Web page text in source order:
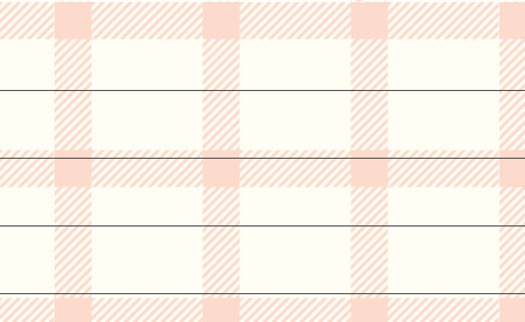
デドーナツ チョコ ホワ
イトグレーズ きなこチョ
コ ザクザククルーラー
ハニーバター オールド
ファッションチョコ まと
め買い 手土産 お祝い
贈り物 お礼 ギフト
贈り物 誕生日 記念日
スイーツ ギフト プレゼ
ント お取り寄せ
ン 詰め合わせ セット 食
べ比べ